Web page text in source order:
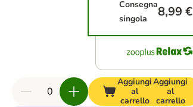
Consegna
singola
8,99 €
Aggiungi
al
carrello
Aggiungi
al
carrello